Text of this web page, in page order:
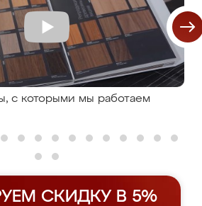
с которыми мы работаем
СКИДКУ В 5%